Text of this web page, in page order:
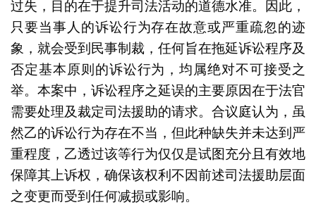
过失，目的在于提升司法活动的道德水准。因此，
只要当事人的诉讼行为存在故意或严重疏忽的迹
象，就会受到民事制裁，任何旨在拖延诉讼程序及
否定基本原则的诉讼行为，均属绝对不可接受之
举。本案中，诉讼程序之延误的主要原因在于法官
需要处理及裁定司法援助的请求。合议庭认为，虽
然乙的诉讼行为存在不当，但此种缺失并未达到严
重程度，乙透过该等行为仅仅是试图充分且有效地
保障其上诉权，确保该权利不因前述司法援助层面
之变更而受到任何减损或影响。